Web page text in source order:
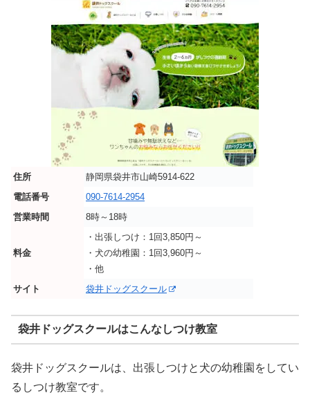
住所
静岡県袋井市山崎5914-622
電話番号
090-7614-2954
営業時間
8時～18時
料金
・出張しつけ：1回3,850円～
・犬の幼稚園：1回3,960円～
・他
サイト
袋井ドッグスクール
袋井ドッグスクールはこんなしつけ教室
袋井ドッグスクールは、出張しつけと犬の幼稚園をしてい
るしつけ教室です。